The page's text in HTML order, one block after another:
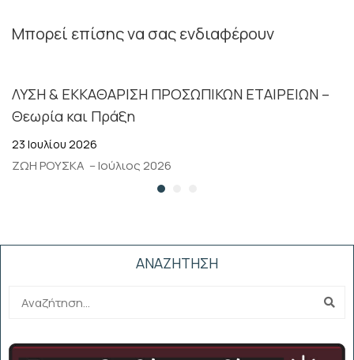
ΡΕΘΥΜΝΟΥ
Μπορεί επίσης να σας ενδιαφέρουν
ΛΥΣΗ & ΕΚΚΑΘΑΡΙΣΗ ΠΡΟΣΩΠΙΚΩΝ ΕΤΑΙΡΕΙΩΝ –
Θεωρία και Πράξη
23 Ιουλίου 2026
ΖΩΗ ΡΟΥΣΚΑ – Ιούλιος 2026
ΑΝΑΖΗΤΗΣΗ